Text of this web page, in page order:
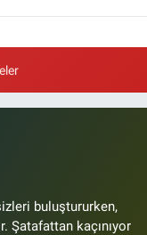
Yanı Akua Florya
buluştururken,
Şatafattan kaçınıyor